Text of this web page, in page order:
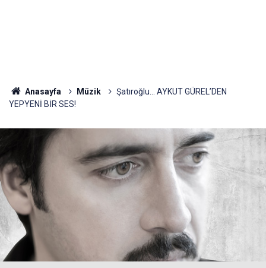
Anasayfa Müzik
Şatıroğlu... AYKUT GÜREL’DEN
YEPYENİ BİR SES!